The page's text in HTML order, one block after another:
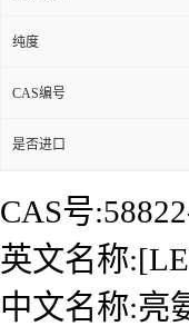
纯度
CAS编号
是否进口
CAS号
英文名称
中文名称:亮